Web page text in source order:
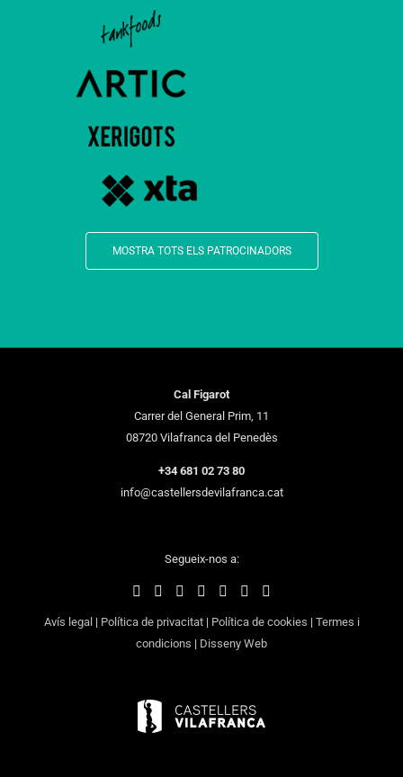
MOSTRA TOTS ELS PATROCINADORS
Cal Figarot
Carrer del General Prim, 11
08720 Vilafranca del Penedès
+34 681 02 73 80
info@castellersdevilafranca.cat
Segueix-nos a:
Avís legal | Política de privacitat| Política de cookies | Termes i
condicions | Disseny Web